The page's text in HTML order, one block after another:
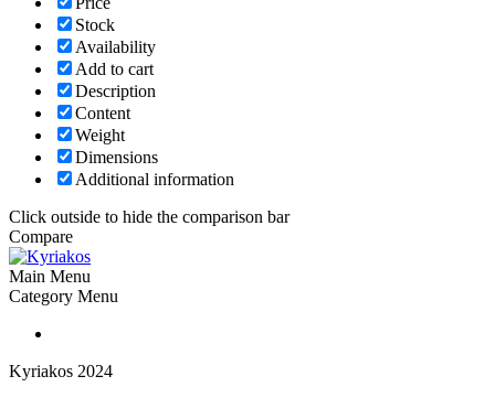
Stock
Availability
Add to cart
Description
Content
Weight
Dimensions
Additional information
Click outside to hide the comparison bar
Compare
Main Menu
Category Menu
Kyriakos 2024